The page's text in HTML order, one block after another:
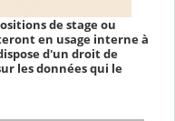
de stage ou
en usage interne à
d'un droit de
les données qui le